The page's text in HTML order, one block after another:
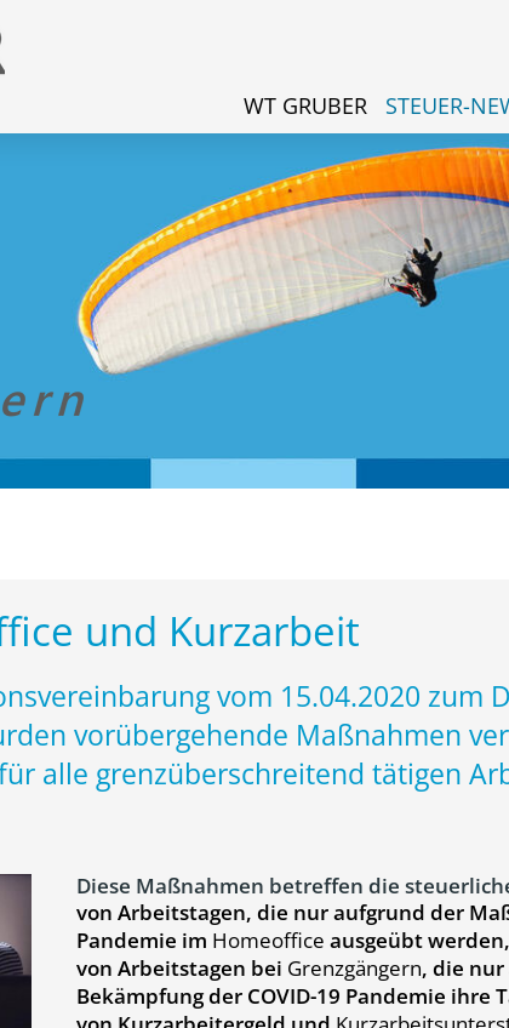
WT GRUBER STEUER-
und Kurzarbeit
vom 15.04.2020 zum
vorübergehende Maßnahmen
alle grenzüberschreitend tätigen
Diese Maßnahmen betreffen die
von Arbeitstagen, die nur aufgrund der
Pandemie im Homeoffice ausgeübt werden,
von Arbeitstagen bei Grenzgängern, die
Bekämpfung der COVID-19 Pandemie